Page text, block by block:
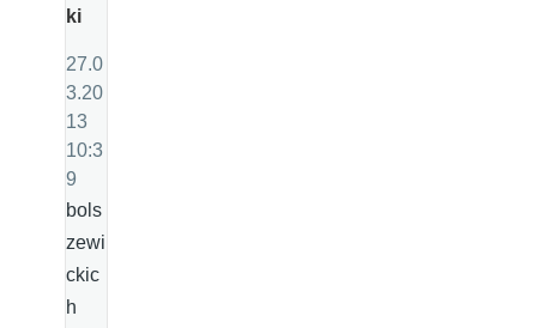
ki
27.0
3.20
13
10:3
9
bols
zewi
ckic
h